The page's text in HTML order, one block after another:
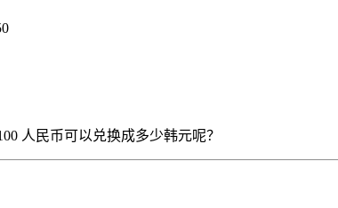
人民币可以兑换成多少韩元呢？